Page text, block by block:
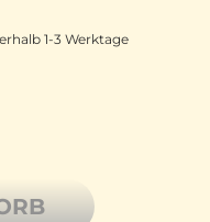
1-3 Werktage
Menge